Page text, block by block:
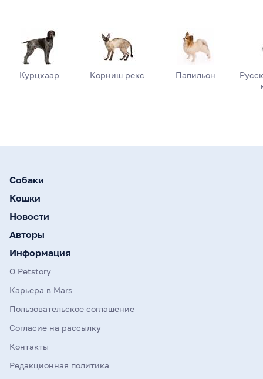
Курцхаар Корниш рекс Папильон
Собаки
Кошки
Новости
Авторы
Информация
О Petstory
Карьера в Mars
Пользовательское соглашение
Согласие на рассылку
Контакты
Редакционная политика